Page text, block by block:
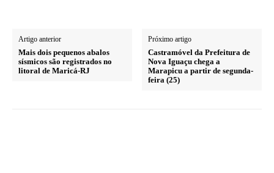
Artigo anterior
Mais dois pequenos abalos
sísmicos são registrados no
litoral de Maricá-RJ
Próximo artigo
Castramóvel da Prefeitura de
Nova Iguaçu chega a
Marapicu a partir de segunda-
feira (25)